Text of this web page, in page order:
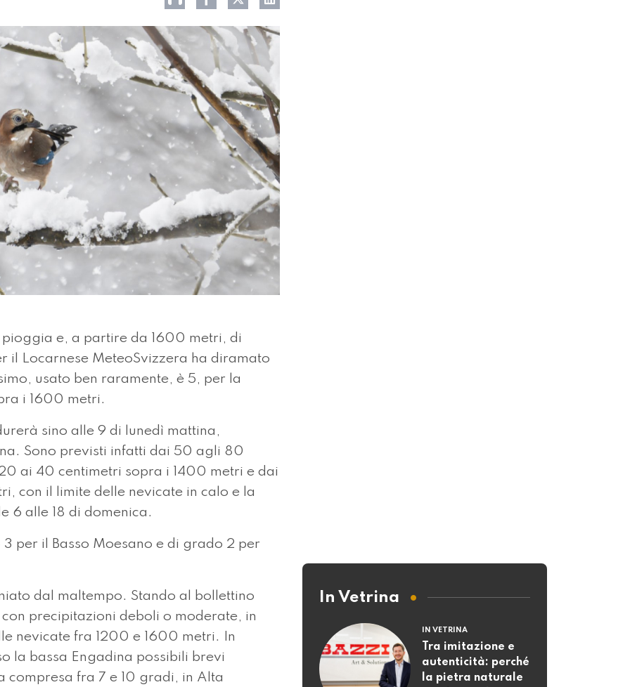
e, a partire da 1600 metri, di
Locarnese MeteoSvizzera ha diramato
usato ben raramente, è 5, per la
i 1600 metri.
sino alle 9 di lunedì mattina,
Sono previsti infatti dai 50 agli 80
ai 40 centimetri sopra i 1400 metri e dai
con il limite delle nevicate in calo e la
6 alle 18 di domenica.
per il Basso Moesano e di grado 2 per
dal maltempo. Stando al bollettino
precipitazioni deboli o moderate, in
nevicate fra 1200 e 1600 metri. In
la bassa Engadina possibili brevi
compresa fra 7 e 10 gradi, in Alta
In Vetrina
IN VETRINA
Tra imitazione e
autenticità: perché
la pietra naturale